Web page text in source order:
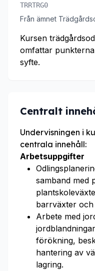
TRRTRG0
Från ämnet
Kursen
omfattar
syfte.
Centralt
Undervisningen i
centrala innehåll:
Arbetsuppgifter
samband med
barrväxter
Arbete med
förökning,
hantering av
lagring.